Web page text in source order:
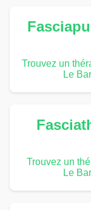
Trouvez un
Le
Trouvez un
Le